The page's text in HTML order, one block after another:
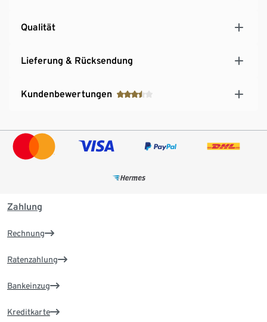
Qualität
Lieferung & Rücksendung
Kundenbewertungen
Zahlung
Rechnung
Ratenzahlung
Bankeinzug
Kreditkarte